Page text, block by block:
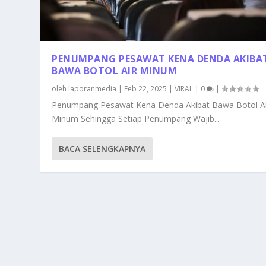
PENUMPANG PESAWAT KENA DENDA
BAWA BOTOL AIR MINUM
oleh laporanmedia | Feb 22, 2025 |VIRAL | 0 |
Penumpang Pesawat Kena Denda Akibat Bawa Botol
Minum Sehingga Setiap Penumpang Wajib...
BACA SELENGKAPNYA